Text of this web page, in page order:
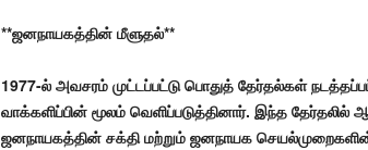
**ஜனநாயகத்தின் மீளுதல்**
1977-ல் அவசரம் முட்டப்பட்டு பொதுத் தேர்தல்கள்
வாக்களிப்பின் மூலம் வெளிப்படுத்தினார். இந்த
ஜனநாயகத்தின் சக்தி மற்றும் ஜனநாயக